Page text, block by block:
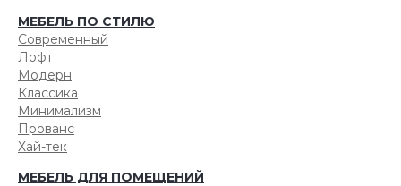
МЕБЕЛЬ ПО СТИЛЮ
Современный
Лофт
Модерн
Классика
Минимализм
Прованс
Хай-тек
МЕБЕЛЬ ДЛЯ ПОМЕЩЕНИЙ